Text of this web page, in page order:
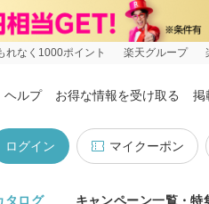
れなく1000ポイント 楽天グループ
ヘルプ お得な情報を受け取る 掲
マイクーポン
ログイン
タログ キャンペーン一覧・特